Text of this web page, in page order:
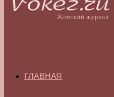
ГЛАВНАЯ